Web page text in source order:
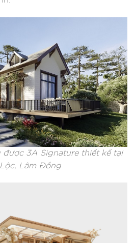
3A Signature thiết kế tại
Lâm Đồng